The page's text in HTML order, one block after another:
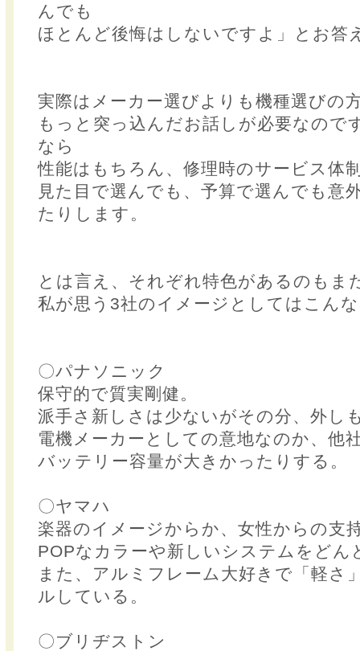
んでも
ほとんど後悔はしないですよ」とお答
実際はメーカー選びよりも機種選びの
もっと突っ込んだお話しが必要なので
なら
性能はもちろん、修理時のサービス体
見た目で選んでも、予算で選んでも意
たりします。
とは言え、それぞれ特色があるのもま
私が思う3社のイメージとしてはこん
〇パナソニック
保守的で質実剛健。
派手さ新しさは少ないがその分、外し
電機メーカーとしての意地なのか、他
バッテリー容量が大きかったりする。
〇ヤマハ
楽器のイメージからか、女性からの支
POPなカラーや新しいシステムをどん
また、アルミフレーム大好きで「軽さ
ルしている。
〇ブリヂストン